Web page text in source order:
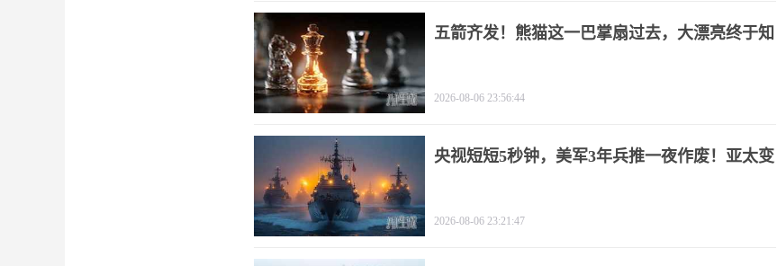
五箭齐发！熊猫这一巴掌扇过去，大漂亮终于知
2026-08-06 23:56:44
央视短短5秒钟，美军3年兵推一夜作废！亚太变
2026-08-06 23:21:47